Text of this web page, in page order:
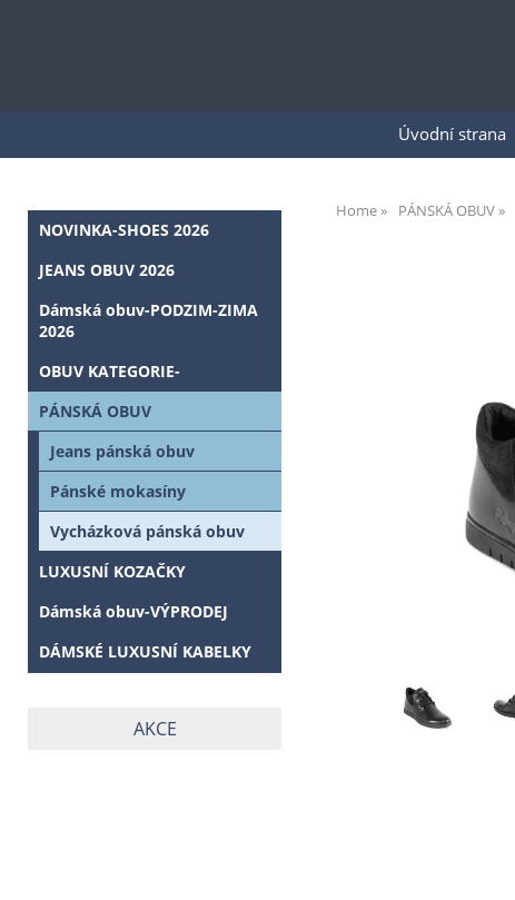
Úvodní strana
Home PÁNSKÁ OBUV
NOVINKA-SHOES 2026
JEANS OBUV 2026
Dámská obuv-PODZIM-ZIMA
2026
OBUV KATEGORIE-
PÁNSKÁ OBUV
Jeans pánská obuv
Pánské mokasíny
Vycházková pánská obuv
LUXUSNÍ KOZAČKY
Dámská obuv-VÝPRODEJ
DÁMSKÉ LUXUSNÍ KABELKY
AKCE